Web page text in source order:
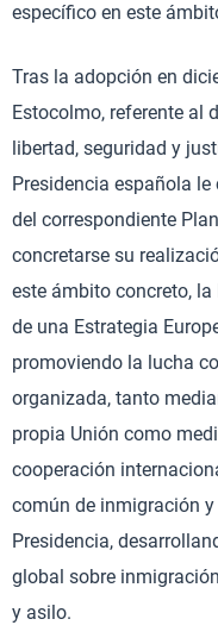
específico en este
Tras la adopción en
Estocolmo, referente al
libertad, seguridad y
Presidencia española
del correspondiente
concretarse su
este ámbito concreto,
de una Estrategia
promoviendo la lucha
organizada, tanto
propia Unión como
cooperación
común de inmigración
Presidencia,
global sobre
y asilo.